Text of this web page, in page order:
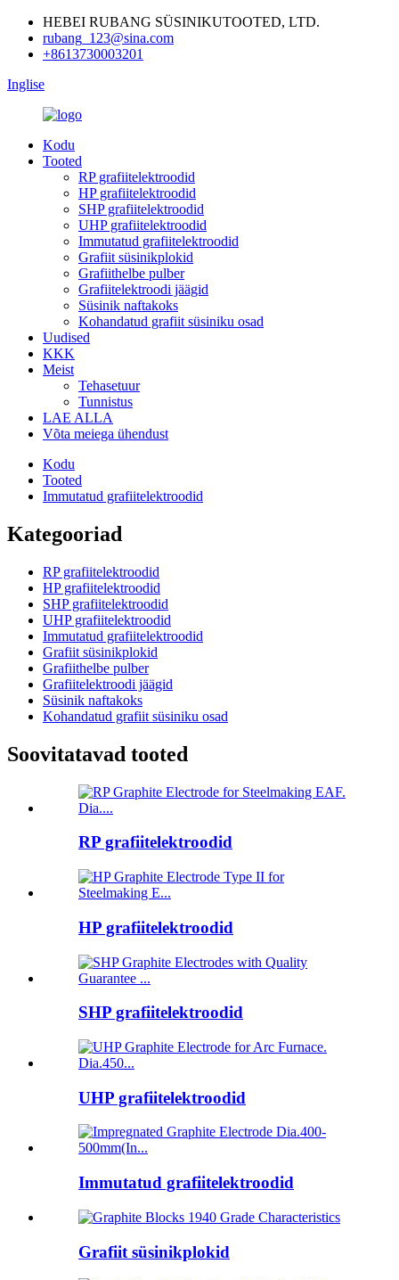
HEBEI RUBANG SÜSINIKUTOOTED, LTD.
rubang_123@sina.com
+8613730003201
Inglise
Kodu
Tooted
RP grafiitelektroodid
HP grafiitelektroodid
SHP grafiitelektroodid
UHP grafiitelektroodid
Immutatud grafiitelektroodid
Grafiit süsinikplokid
Grafiithelbe pulber
Grafiitelektroodi jäägid
Süsinik naftakoks
Kohandatud grafiit süsiniku osad
Uudised
KKK
Meist
Tehasetuur
Tunnistus
LAE ALLA
Võta meiega ühendust
Kodu
Tooted
Immutatud grafiitelektroodid
Kategooriad
RP grafiitelektroodid
HP grafiitelektroodid
SHP grafiitelektroodid
UHP grafiitelektroodid
Immutatud grafiitelektroodid
Grafiit süsinikplokid
Grafiithelbe pulber
Grafiitelektroodi jäägid
Süsinik naftakoks
Kohandatud grafiit süsiniku osad
Soovitatavad tooted
RP grafiitelektroodid
HP grafiitelektroodid
SHP grafiitelektroodid
UHP grafiitelektroodid
Immutatud grafiitelektroodid
Grafiit süsinikplokid